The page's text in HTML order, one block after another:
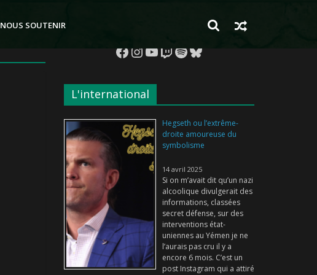
NOUS SOUTENIR
Facebook
Instagram
YouTube
Twitch
Spotify
Bluesky
L'international
Hegseth ou l’extrême-
droite amoureuse du
symbolisme
14 avril 2025
Si on m’avait dit qu’un nazi
alcoolique divulgerait des
informations, classées
secret défense, sur des
interventions état-
uniennes au Yémen je ne
l’aurais pas cru il y a
encore 6 mois. C’est un
post Instagram qui a attiré